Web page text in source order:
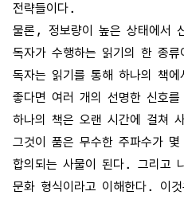
전략들이다.
물론, 정보량이 높은 상태에서
독자가 수행하는 읽기의 한 종
독자는 읽기를 통해 하나의 책
좋다면 여러 개의 선명한 신호
하나의 책은 오랜 시간에 걸쳐
그것이 품은 무수한 주파수가
합의되는 사물이 된다. 그리고
문화 형식이라고 이해한다. 이